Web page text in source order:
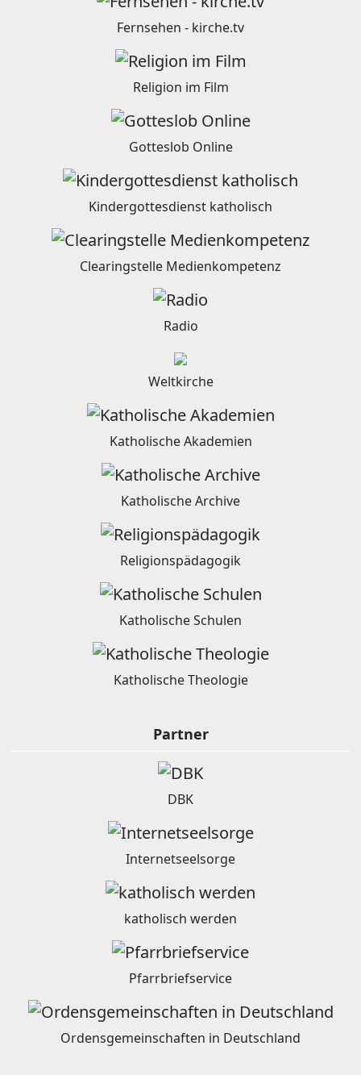
Fernsehen - kirche.tv
Religion im Film
Gotteslob Online
Kindergottesdienst katholisch
Clearingstelle Medienkompetenz
Radio
Weltkirche
Katholische Akademien
Katholische Archive
Religionspädagogik
Katholische Schulen
Katholische Theologie
Partner
DBK
Internetseelsorge
katholisch werden
Pfarrbriefservice
Ordensgemeinschaften in Deutschland